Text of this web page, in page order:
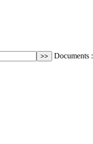
Documents :